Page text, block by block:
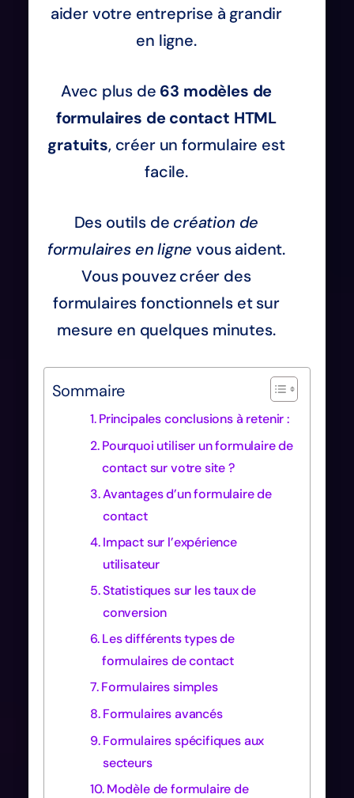
aider votre entreprise à grandir
en ligne.
Avec plus de 63 modèles de
formulaires de contact HTML
gratuits, créer un formulaire est
facile.
Des outils de création de
formulaires en ligne vous aident.
Vous pouvez créer des
formulaires fonctionnels et sur
mesure en quelques minutes.
Sommaire
Principales conclusions à retenir :
Pourquoi utiliser un formulaire de
contact sur votre site ?
Avantages d’un formulaire de
contact
Impact sur l’expérience
utilisateur
Statistiques sur les taux de
conversion
Les différents types de
formulaires de contact
Formulaires simples
Formulaires avancés
Formulaires spécifiques aux
secteurs
Modèle de formulaire de